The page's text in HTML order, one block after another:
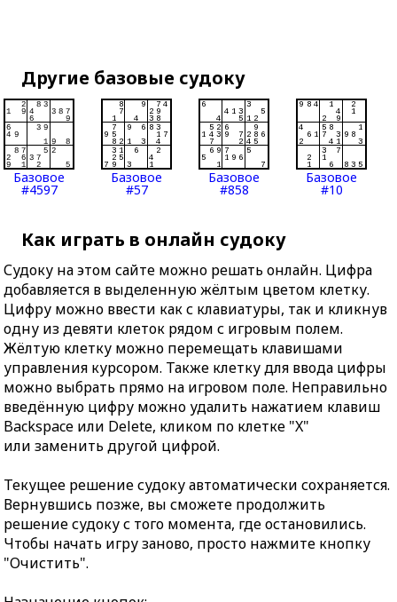
Другие базовые судоку
Базовое
#4597
Базовое
#57
Базовое
#858
Базовое
#10
Как играть в онлайн судоку
Судоку на этом сайте можно решать онлайн. Цифра
добавляется в выделенную жёлтым цветом клетку.
Цифру можно ввести как с клавиатуры, так и кликнув
одну из девяти клеток рядом с игровым полем.
Жёлтую клетку можно перемещать клавишами
управления курсором. Также клетку для ввода цифры
можно выбрать прямо на игровом поле. Неправильно
введённую цифру можно удалить нажатием клавиш
Backspace или Delete, кликом по клетке "X"
или заменить другой цифрой.
Текущее решение судоку автоматически сохраняется.
Вернувшись позже, вы сможете продолжить
решение судоку с того момента, где остановились.
Чтобы начать игру заново, просто нажмите кнопку
"Очистить".